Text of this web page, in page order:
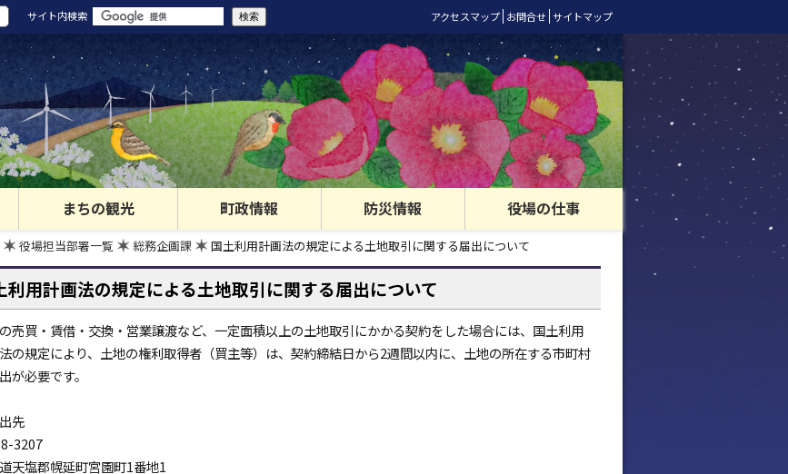
サイト内検索 アクセスマップ お問合せ サイトマップ
まちの観光 町政情報 防災情報 役場の仕事
役場担当部署一覧 総務企画課 国土利用計画法の規定による土地取引に関する届出について
利用計画法の規定による土地取引に関する届出について
売買・賃借・交換・営業譲渡など、一定面積以上の土地取引にかかる契約をした場合には、国土利用
の規定により、土地の権利取得者（買主等）は、契約締結日から2週間以内に、土地の所在する市町村
が必要です。
先
3207
天塩郡幌延町宮園町1番地1